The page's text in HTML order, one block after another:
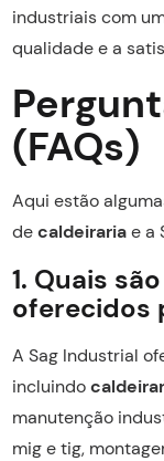
industriais com
qualidade e a
(FAQs)
Aqui estão
decaldeirariae a
1. Quais
oferecidos
A Sag Industrial
incluindo
manutenção
mig e tig,